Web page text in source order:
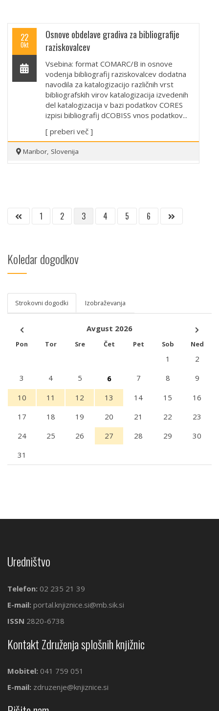
22
Okt
Osnove obdelave gradiva za bibliografije
raziskovalcev
Vsebina: format COMARC/B in osnove
vodenja bibliografij raziskovalcev dodatna
navodila za katalogizacijo različnih vrst
bibliografskih virov katalogizacija izvedenih
del katalogizacija v bazi podatkov CORES
izpisi bibliografij dCOBISS vnos podatkov...
[ preberi več ]
Maribor, Slovenija
1 2 3 4 5 6
Koledar dogodkov
Strokovni dogodki Izobraževanja
Avgust 2026
Pon Tor Sre Čet Pet Sob Ned
1
2
3
4 5 6 7 8
9
10
11 12 13 14 15
16
17
18 19 20 21 22
23
24
25 26 27 28 29
30
31
Uredništvo
Telefon: 02 235 21 39
E-mail: portal.knjiznice.si@mb.sik.si
ISSN 2820-6738
Kontakt Združenja splošnih knjižnic
Mobitel: 041 759 051
E-mail: zdruzenje@knjiznice.si